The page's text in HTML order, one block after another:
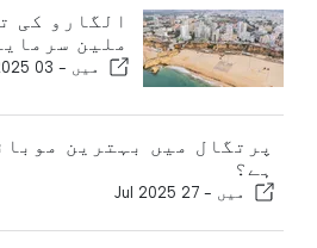
ملین
میں - 03 Aug 2025
پرتگال میں بہترین
ہے؟
میں - 27 Jul 2025